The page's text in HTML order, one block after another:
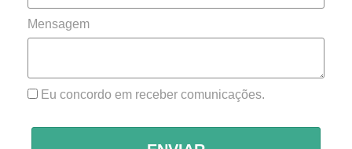
Mensagem
Eu concordo em receber comunicações.